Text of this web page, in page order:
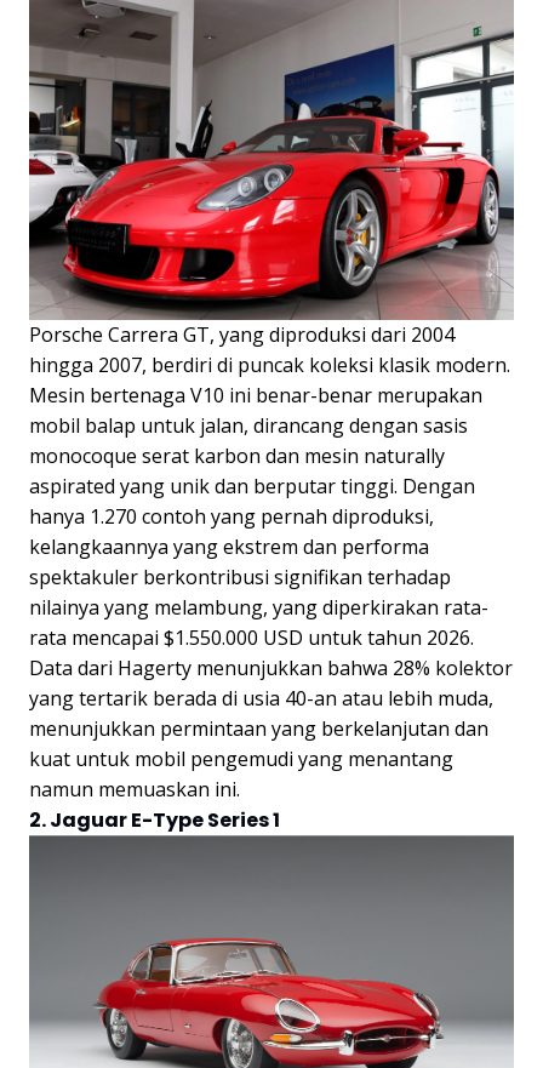
Porsche Carrera GT, yang diproduksi dari 2004
hingga 2007, berdiri di puncak koleksi klasik modern.
Mesin bertenaga V10 ini benar-benar merupakan
mobil balap untuk jalan, dirancang dengan sasis
monocoque serat karbon dan mesin naturally
aspirated yang unik dan berputar tinggi. Dengan
hanya 1.270 contoh yang pernah diproduksi,
kelangkaannya yang ekstrem dan performa
spektakuler berkontribusi signifikan terhadap
nilainya yang melambung, yang diperkirakan rata-
rata mencapai $1.550.000 USD untuk tahun 2026.
Data dari Hagerty menunjukkan bahwa 28% kolektor
yang tertarik berada di usia 40-an atau lebih muda,
menunjukkan permintaan yang berkelanjutan dan
kuat untuk mobil pengemudi yang menantang
namun memuaskan ini.
2. Jaguar E-Type Series 1